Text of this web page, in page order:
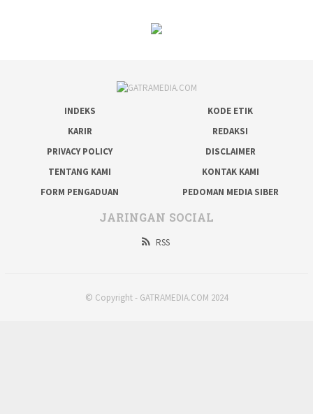
INDEKS
KODE ETIK
KARIR
REDAKSI
PRIVACY POLICY
DISCLAIMER
TENTANG KAMI
KONTAK KAMI
FORM PENGADUAN
PEDOMAN MEDIA SIBER
JARINGAN SOCIAL
RSS
© Copyright - GATRAMEDIA.COM 2024